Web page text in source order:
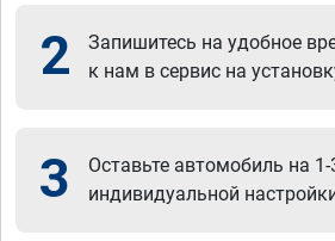
2
Запишитесь на удобное
к нам в сервис на
3
Оставьте автомобиль на
индивидуальной